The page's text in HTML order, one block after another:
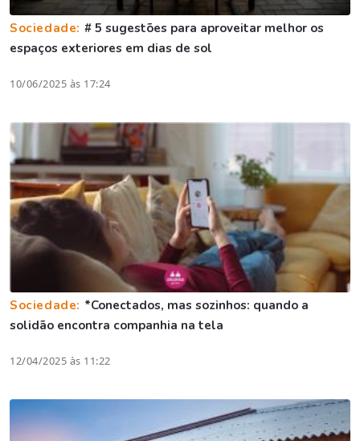
Sociedade: # 5 sugestões para aproveitar melhor os
espaços exteriores em dias de sol
10/06/2025 às 17:24
Sociedade: *Conectados, mas sozinhos: quando a
solidão encontra companhia na tela
12/04/2025 às 11:22